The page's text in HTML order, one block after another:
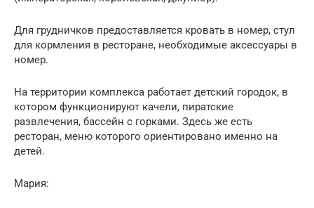
Для грудничков предоставляется кровать в номер, стул
для кормления в ресторане, необходимые аксессуары в
номер.
На территории комплекса работает детский городок, в
котором функционируют качели, пиратские
развлечения, бассейн с горками. Здесь же есть
ресторан, меню которого ориентировано именно на
детей.
Мария: